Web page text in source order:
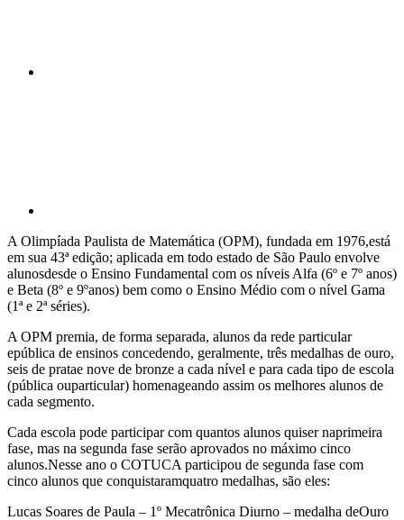
A Olimpíada Paulista de Matemática (OPM), fundada em 1976,está
em sua 43ª edição; aplicada em todo estado de São Paulo envolve
alunosdesde o Ensino Fundamental com os níveis Alfa (6º e 7º anos)
e Beta (8º e 9ºanos) bem como o Ensino Médio com o nível Gama
(1ª e 2ª séries).
A OPM premia, de forma separada, alunos da rede particular
epública de ensinos concedendo, geralmente, três medalhas de ouro,
seis de pratae nove de bronze a cada nível e para cada tipo de escola
(pública ouparticular) homenageando assim os melhores alunos de
cada segmento.
Cada escola pode participar com quantos alunos quiser naprimeira
fase, mas na segunda fase serão aprovados no máximo cinco
alunos.Nesse ano o COTUCA participou de segunda fase com
cinco alunos que conquistaramquatro medalhas, são eles:
Lucas Soares de Paula – 1º Mecatrônica Diurno – medalha deOuro